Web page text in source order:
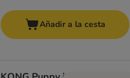
Añadir a la cesta